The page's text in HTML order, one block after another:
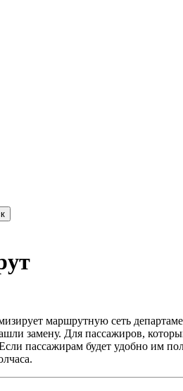
маршрутную сеть
замену. Для пассажиров,
пассажирам будет удобно им